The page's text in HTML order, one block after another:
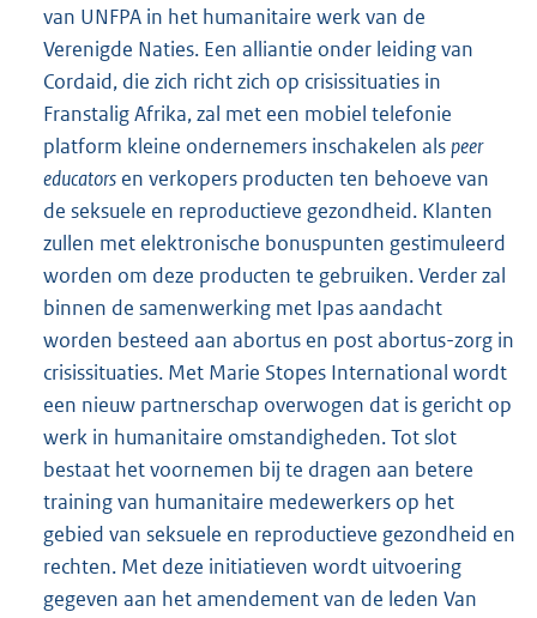
van UNFPA in het humanitaire werk van de
Verenigde Naties. Een alliantie onder leiding van
Cordaid, die zich richt zich op crisissituaties in
Franstalig Afrika, zal met een mobiel telefonie
platform kleine ondernemers inschakelen als peer
educators en verkopers producten ten behoeve van
de seksuele en reproductieve gezondheid. Klanten
zullen met elektronische bonuspunten gestimuleerd
worden om deze producten te gebruiken. Verder zal
binnen de samenwerking met Ipas aandacht
worden besteed aan abortus en post abortus-zorg in
crisissituaties. Met Marie Stopes International wordt
een nieuw partnerschap overwogen dat is gericht op
werk in humanitaire omstandigheden. Tot slot
bestaat het voornemen bij te dragen aan betere
training van humanitaire medewerkers op het
gebied van seksuele en reproductieve gezondheid en
rechten. Met deze initiatieven wordt uitvoering
gegeven aan het amendement van de leden Van